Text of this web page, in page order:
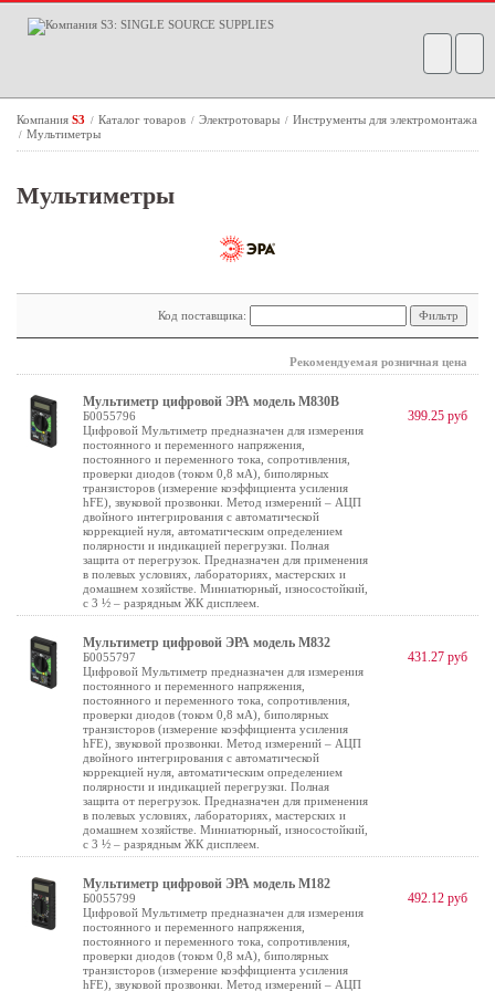
Компания S3 / Каталог товаров / Электротовары / Инструменты для электромонтажа
/ Мультиметры
Мультиметры
Код поставщика:
Рекомендуемая розничная цена
Мультиметр цифровой ЭРА модель M830B
Б0055796
Цифровой Мультиметр предназначен для измерения
постоянного и переменного напряжения,
постоянного и переменного тока, сопротивления,
проверки диодов (током 0,8 мА), биполярных
транзисторов (измерение коэффициента усиления
hFE), звуковой прозвонки. Метод измерений – АЦП
двойного интегрирования с автоматической
коррекцией нуля, автоматическим определением
полярности и индикацией перегрузки. Полная
защита от перегрузок. Предназначен для применения
в полевых условиях, лабораториях, мастерских и
домашнем хозяйстве. Миниатюрный, износостойкий,
с 3 ½ – разрядным ЖК дисплеем.
399.25 руб
Мультиметр цифровой ЭРА модель M832
Б0055797
Цифровой Мультиметр предназначен для измерения
постоянного и переменного напряжения,
постоянного и переменного тока, сопротивления,
проверки диодов (током 0,8 мА), биполярных
транзисторов (измерение коэффициента усиления
hFE), звуковой прозвонки. Метод измерений – АЦП
двойного интегрирования с автоматической
коррекцией нуля, автоматическим определением
полярности и индикацией перегрузки. Полная
защита от перегрузок. Предназначен для применения
в полевых условиях, лабораториях, мастерских и
домашнем хозяйстве. Миниатюрный, износостойкий,
с 3 ½ – разрядным ЖК дисплеем.
431.27 руб
Мультиметр цифровой ЭРА модель M182
Б0055799
Цифровой Мультиметр предназначен для измерения
постоянного и переменного напряжения,
постоянного и переменного тока, сопротивления,
проверки диодов (током 0,8 мА), биполярных
транзисторов (измерение коэффициента усиления
hFE), звуковой прозвонки. Метод измерений – АЦП
492.12 руб